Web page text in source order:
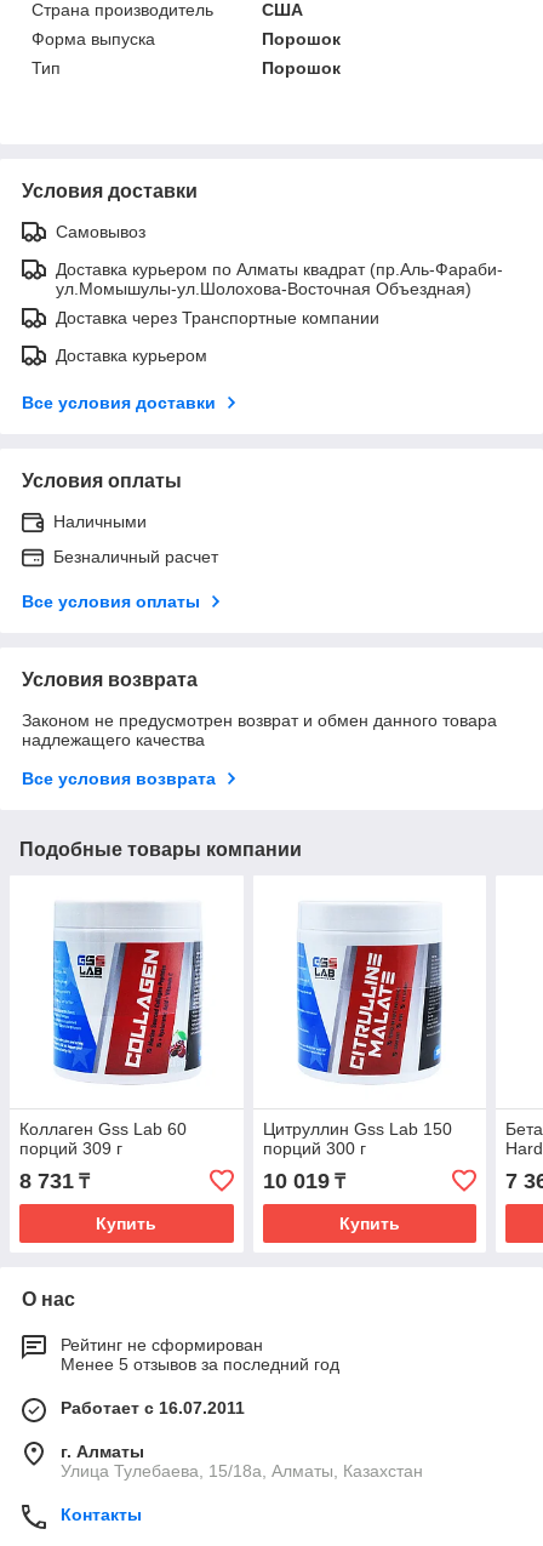
Страна производитель
США
Форма выпуска
Порошок
Тип
Порошок
Условия доставки
Самовывоз
Доставка курьером по Алматы квадрат (пр.Аль-Фараби-
ул.Момышулы-ул.Шолохова-Восточная Объездная)
Доставка через Транспортные компании
Доставка курьером
Все условия доставки
Условия оплаты
Наличными
Безналичный расчет
Все условия оплаты
Условия возврата
Законом не предусмотрен возврат и обмен данного товара
надлежащего качества
Все условия возврата
Подобные товары компании
Коллаген Gss Lab 60
порций 309 г
8 731 ₸
Купить
Цитруллин Gss Lab 150
порций 300 г
10 019₸
Купить
7
О нас
Рейтинг не сформирован
Менее 5 отзывов за последний год
Работает с 16.07.2011
г. Алматы
Улица Тулебаева, 15/18а, Алматы, Казахстан
Контакты